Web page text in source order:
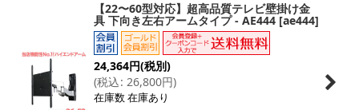
【22〜60型対応】超高品質テレビ壁掛け金
具 下向き左右アームタイプ - AE444 [ae444]
24,364円(税別)
(税込: 26,800円)
在庫数 在庫あり